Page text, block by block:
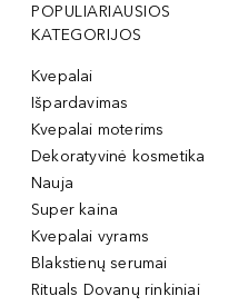
POPULIARIAUSIOS
KATEGORIJOS
Kvepalai
Išpardavimas
Kvepalai moterims
Dekoratyvinė kosmetika
Nauja
Super kaina
Kvepalai vyrams
Blakstienų serumai
Rituals Dovanų rinkiniai